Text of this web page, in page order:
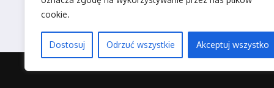
cookie.
Dostosuj Odrzuć wszystkie Akceptuj wszystko